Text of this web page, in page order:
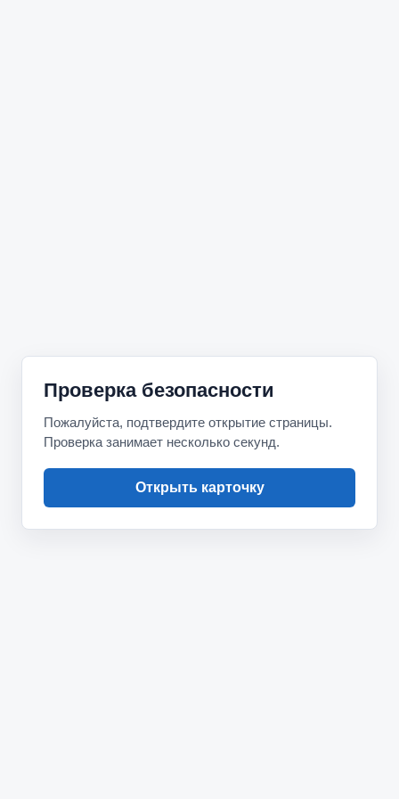
Проверка безопасности
Пожалуйста, подтвердите открытие страницы.
Проверка занимает несколько секунд.
Открыть карточку